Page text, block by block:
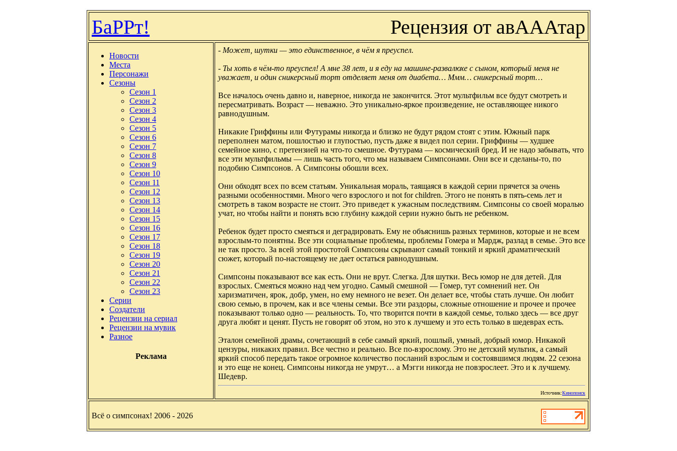
БаРРт! Рецензия от авАААтар
Новости
Места
Персонажи
Сезоны
Сезон 1
Сезон 2
Сезон 3
Сезон 4
Сезон 5
Сезон 6
Сезон 7
Сезон 8
Сезон 9
Сезон 10
Сезон 11
Сезон 12
Сезон 13
Сезон 14
Сезон 15
Сезон 16
Сезон 17
Сезон 18
Сезон 19
Сезон 20
Сезон 21
Сезон 22
Сезон 23
Серии
Создатели
Рецензии на сериал
Рецензии на мувик
Разное
Реклама
- Может, шутки — это единственное, в чём я преуспел.
- Ты хоть в чём-то преуспел! А мне 38 лет, и я еду на машине-развалюхе с сыном, который меня не
уважает, и один сникерсный торт отделяет меня от диабета… Ммм… сникерсный торт…
Все началось очень давно и, наверное, никогда не закончится. Этот мультфильм все будут смотреть и
пересматривать. Возраст — неважно. Это уникально-яркое произведение, не оставляющее никого
равнодушным.
Никакие Гриффины или Футурамы никогда и близко не будут рядом стоят с этим. Южный парк
переполнен матом, пошлостью и глупостью, пусть даже я видел пол серии. Гриффины — худшее
семейное кино, с претензией на что-то смешное. Футурама — космический бред. И не надо забывать, что
все эти мультфильмы — лишь часть того, что мы называем Симпсонами. Они все и сделаны-то, по
подобию Симпсонов. А Симпсоны обошли всех.
Они обходят всех по всем статьям. Уникальная мораль, таящаяся в каждой серии прячется за очень
разными особенностями. Много чего взрослого и not for children. Этого не понять в пять-семь лет и
смотреть в таком возрасте не стоит. Это приведет к ужасным последствиям. Симпсоны со своей моралью
учат, но чтобы найти и понять всю глубину каждой серии нужно быть не ребенком.
Ребенок будет просто смеяться и деградировать. Ему не объяснишь разных терминов, которые и не всем
взрослым-то понятны. Все эти социальные проблемы, проблемы Гомера и Мардж, разлад в семье. Это все
не так просто. За всей этой простотой Симпсоны скрывают самый тонкий и яркий драматический
сюжет, который по-настоящему не дает остаться равнодушным.
Симпсоны показывают все как есть. Они не врут. Слегка. Для шутки. Весь юмор не для детей. Для
взрослых. Смеяться можно над чем угодно. Самый смешной — Гомер, тут сомнений нет. Он
харизматичен, ярок, добр, умен, но ему немного не везет. Он делает все, чтобы стать лучше. Он любит
свою семью, в прочем, как и все члены семьи. Все эти раздоры, сложные отношение и прочее и прочее
показывают только одно — реальность. То, что творится почти в каждой семье, только здесь — все друг
друга любят и ценят. Пусть не говорят об этом, но это к лучшему и это есть только в шедеврах есть.
Эталон семейной драмы, сочетающий в себе самый яркий, пошлый, умный, добрый юмор. Никакой
цензуры, никаких правил. Все честно и реально. Все по-взрослому. Это не детский мультик, а самый
яркий способ передать такое огромное количество посланий взрослым и состоявшимся людям. 22 сезона
и это еще не конец. Симпсоны никогда не умрут… а Мэгги никогда не повзрослеет. Это и к лучшему.
Шедевр.
Источник:Кинопоиск
Всё о симпсонах! 2006 - 2026